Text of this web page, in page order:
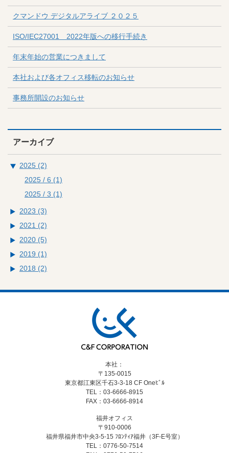
クマンドウ デジタルアライブ ２０２５
ISO/IEC27001 2022年版への移行手続き
年末年始の営業につきまして
本社および各オフィス移転のお知らせ
事務所開設のお知らせ
アーカイブ
2025 (2)
2025 / 6 (1)
2025 / 3 (1)
2023 (3)
2021 (2)
2020 (5)
2019 (1)
2018 (2)
本社：
〒135-0015
東京都江東区千石3-3-18CF Oneﾋﾞﾙ
TEL：03-6666-8915
FAX：03-6666-8914
福井オフィス
〒910-0006
福井県福井市中央3-5-15 ﾌﾛﾝﾃｨｱ福井（3F-E号室）
TEL：0776-50-7514